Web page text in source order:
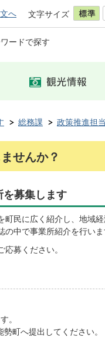
へ 文字サイズ
ードで探す
総務課 政策推進担当
せんか？
を募集します
町民に広く紹介し、地域
中で事業所紹介を行いま
募ください。
。
町へ提出してください。